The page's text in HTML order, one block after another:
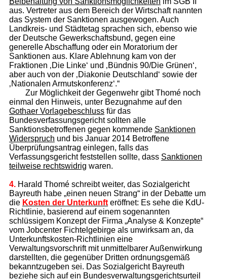
aus. Vertreter aus dem Bereich der Wirtschaft nannten
das System der Sanktionen ausgewogen. Auch
Landkreis- und Städtetag sprachen sich, ebenso wie
der Deutsche Gewerkschaftsbund, gegen eine
generelle Abschaffung oder ein Moratorium der
Sanktionen aus. Klare Ablehnung kam von der
Fraktionen ‚Die Linke‘ und ‚Bündnis 90/Die Grünen‘,
aber auch von der ‚Diakonie Deutschland‘ sowie der
‚Nationalen Armutskonferenz‘.“
Zur Möglichkeit der Gegenwehr gibt Thomé noch
einmal den Hinweis, unter Bezugnahme auf den
Gothaer Vorlagebeschlussfür das
Bundesverfassungsgericht sollten alle
Sanktionsbetroffenen gegen kommende Sank­tio­nen
Wi­der­spruch und bis Januar 2014 Betroffene
Überprüfungsantrag einlegen, falls das
Verfassungsgericht feststellen sollte, dass Sanktionen
teilweise rechtswidrig waren.
4.Harald Thomé schreibt weiter, das Sozialgericht
Bayreuth habe „einen neuen Strang“ in der Debatte um
die Kosten der Unterkunfteröffnet: Es sehe die KdU-
Richt­linie, basierend auf einem sogenannten
schlüssigem Konzept der Firma „Analyse & Konzepte“
vom Jobcenter Fichtelgebirge als unwirksam an, da
Unterkunftskosten-Richtlinien eine
Verwaltungsvorschrift mit unmittelbarer Außenwirkung
darstellten, die gegenüber Dritten ordnungsgemäß
bekanntzugeben sei. Das Sozialgericht Bayreuth
beziehe sich auf ein Bundesverwaltungsgerichtsurteil